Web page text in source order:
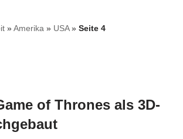
»Amerika » USA» Seite 4
of Thrones als 3D-